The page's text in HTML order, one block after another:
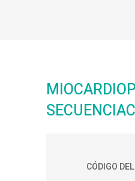
CÓDIGO